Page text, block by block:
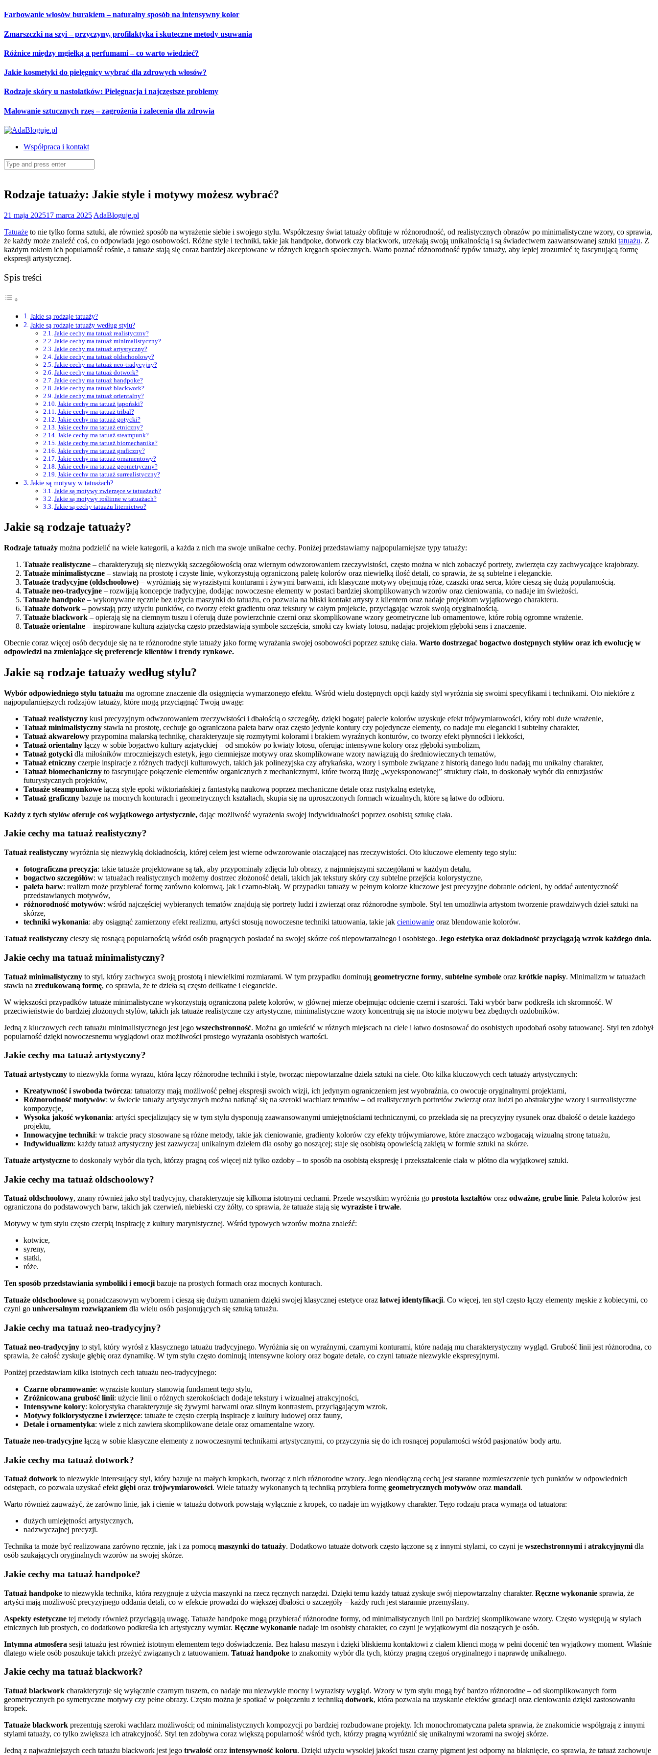
Skip
content
Farbowanie włosów burakiem – naturalny sposób na intensywny kolor
Zmarszczki na szyi – przyczyny, profilaktyka i skuteczne metody usuwania
Różnice między mgiełką a perfumami – co warto wiedzieć?
Jakie kosmetyki do pielęgnicy wybrać dla zdrowych włosów?
Rodzaje skóry u nastolatków: Pielęgnacja i najczęstsze problemy
Malowanie sztucznych rzęs – zagrożenia i zalecenia dla zdrowia
Współpraca i kontakt
Search
for:
Rodzaje tatuaży: Jakie style i motywy możesz wybrać?
21 maja 202517 marca 2025 AdaBloguje.pl
Tatuaże to nie tylko forma sztuki, ale również sposób na wyrażenie siebie i swojego stylu. Współczesny świat tatuaży obfituje w różnorodność, od realistycznych obrazów po minimalistyczne wzory, co sprawia,
że każdy może znaleźć coś, co odpowiada jego osobowości. Różne style i techniki, takie jak handpoke, dotwork czy blackwork, urzekają swoją unikalnością i są świadectwem zaawansowanej sztuki tatuażu. Z
każdym rokiem ich popularność rośnie, a tatuaże stają się coraz bardziej akceptowane w różnych kręgach społecznych. Warto poznać różnorodność typów tatuaży, aby lepiej zrozumieć tę fascynującą formę
ekspresji artystycznej.
Spis treści
Jakie są rodzaje tatuaży?
Jakie są rodzaje tatuaży według stylu?
Jakie cechy ma tatuaż realistyczny?
Jakie cechy ma tatuaż minimalistyczny?
Jakie cechy ma tatuaż artystyczny?
Jakie cechy ma tatuaż oldschoolowy?
Jakie cechy ma tatuaż neo-tradycyjny?
Jakie cechy ma tatuaż dotwork?
Jakie cechy ma tatuaż handpoke?
Jakie cechy ma tatuaż blackwork?
Jakie cechy ma tatuaż orientalny?
Jakie cechy ma tatuaż japoński?
Jakie cechy ma tatuaż tribal?
Jakie cechy ma tatuaż gotycki?
Jakie cechy ma tatuaż etniczny?
Jakie cechy ma tatuaż steampunk?
Jakie cechy ma tatuaż biomechanika?
Jakie cechy ma tatuaż graficzny?
Jakie cechy ma tatuaż ornamentowy?
Jakie cechy ma tatuaż geometryczny?
Jakie cechy ma tatuaż surrealistyczny?
Jakie są motywy w tatuażach?
Jakie są motywy zwierzęce w tatuażach?
Jakie są motywy roślinne w tatuażach?
Jakie są cechy tatuażu liternictwo?
Jakie są rodzaje tatuaży?
Rodzaje tatuaży można podzielić na wiele kategorii, a każda z nich ma swoje unikalne cechy. Poniżej przedstawiamy najpopularniejsze typy tatuaży:
Tatuaże realistyczne – charakteryzują się niezwykłą szczegółowością oraz wiernym odwzorowaniem rzeczywistości, często można w nich zobaczyć portrety, zwierzęta czy zachwycające krajobrazy.
Tatuaże minimalistyczne – stawiają na prostotę i czyste linie, wykorzystują ograniczoną paletę kolorów oraz niewielką ilość detali, co sprawia, że są subtelne i eleganckie.
Tatuaże tradycyjne (oldschoolowe) – wyróżniają się wyrazistymi konturami i żywymi barwami, ich klasyczne motywy obejmują róże, czaszki oraz serca, które cieszą się dużą popularnością.
Tatuaże neo-tradycyjne – rozwijają koncepcje tradycyjne, dodając nowoczesne elementy w postaci bardziej skomplikowanych wzorów oraz cieniowania, co nadaje im świeżości.
Tatuaże handpoke – wykonywane ręcznie bez użycia maszynki do tatuażu, co pozwala na bliski kontakt artysty z klientem oraz nadaje projektom wyjątkowego charakteru.
Tatuaże dotwork – powstają przy użyciu punktów, co tworzy efekt gradientu oraz tekstury w całym projekcie, przyciągając wzrok swoją oryginalnością.
Tatuaże blackwork – opierają się na ciemnym tuszu i oferują duże powierzchnie czerni oraz skomplikowane wzory geometryczne lub ornamentowe, które robią ogromne wrażenie.
Tatuaże orientalne – inspirowane kulturą azjatycką często przedstawiają symbole szczęścia, smoki czy kwiaty lotosu, nadając projektom głęboki sens i znaczenie.
Obecnie coraz więcej osób decyduje się na te różnorodne style tatuaży jako formę wyrażania swojej osobowości poprzez sztukę ciała. Warto dostrzegać bogactwo dostępnych stylów oraz ich ewolucję w
odpowiedzi na zmieniające się preferencje klientów i trendy rynkowe.
Jakie są rodzaje tatuaży według stylu?
Wybór odpowiedniego stylu tatuażu ma ogromne znaczenie dla osiągnięcia wymarzonego efektu. Wśród wielu dostępnych opcji każdy styl wyróżnia się swoimi specyfikami i technikami. Oto niektóre z
najpopularniejszych rodzajów tatuaży, które mogą przyciągnąć Twoją uwagę:
Tatuaż realistyczny kusi precyzyjnym odwzorowaniem rzeczywistości i dbałością o szczegóły, dzięki bogatej palecie kolorów uzyskuje efekt trójwymiarowości, który robi duże wrażenie,
Tatuaż minimalistyczny stawia na prostotę, cechuje go ograniczona paleta barw oraz często jedynie kontury czy pojedyncze elementy, co nadaje mu elegancki i subtelny charakter,
Tatuaż akwarelowy przypomina malarską technikę, charakteryzuje się rozmytymi kolorami i brakiem wyraźnych konturów, co tworzy efekt płynności i lekkości,
Tatuaż orientalny łączy w sobie bogactwo kultury azjatyckiej – od smoków po kwiaty lotosu, oferując intensywne kolory oraz głęboki symbolizm,
Tatuaż gotycki dla miłośników mroczniejszych estetyk, jego ciemniejsze motywy oraz skomplikowane wzory nawiązują do średniowiecznych tematów,
Tatuaż etniczny czerpie inspiracje z różnych tradycji kulturowych, takich jak polinezyjska czy afrykańska, wzory i symbole związane z historią danego ludu nadają mu unikalny charakter,
Tatuaż biomechaniczny to fascynujące połączenie elementów organicznych z mechanicznymi, które tworzą iluzję „wyeksponowanej” struktury ciała, to doskonały wybór dla entuzjastów
futurystycznych projektów,
Tatuaże steampunkowe łączą style epoki wiktoriańskiej z fantastyką naukową poprzez mechaniczne detale oraz rustykalną estetykę,
Tatuaż graficzny bazuje na mocnych konturach i geometrycznych kształtach, skupia się na uproszczonych formach wizualnych, które są łatwe do odbioru.
Każdy z tych stylów oferuje coś wyjątkowego artystycznie, dając możliwość wyrażenia swojej indywidualności poprzez osobistą sztukę ciała.
Jakie cechy ma tatuaż realistyczny?
Tatuaż realistyczny wyróżnia się niezwykłą dokładnością, której celem jest wierne odwzorowanie otaczającej nas rzeczywistości. Oto kluczowe elementy tego stylu:
fotograficzna precyzja: takie tatuaże projektowane są tak, aby przypominały zdjęcia lub obrazy, z najmniejszymi szczegółami w każdym detalu,
bogactwo szczegółów: w tatuażach realistycznych możemy dostrzec złożoność detali, takich jak tekstury skóry czy subtelne przejścia kolorystyczne,
paleta barw: realizm może przybierać formę zarówno kolorową, jak i czarno-białą. W przypadku tatuaży w pełnym kolorze kluczowe jest precyzyjne dobranie odcieni, by oddać autentyczność
przedstawianych motywów,
różnorodność motywów: wśród najczęściej wybieranych tematów znajdują się portrety ludzi i zwierząt oraz różnorodne symbole. Styl ten umożliwia artystom tworzenie prawdziwych dzieł sztuki na
skórze,
techniki wykonania: aby osiągnąć zamierzony efekt realizmu, artyści stosują nowoczesne techniki tatuowania, takie jak cieniowanie oraz blendowanie kolorów.
Tatuaż realistyczny cieszy się rosnącą popularnością wśród osób pragnących posiadać na swojej skórze coś niepowtarzalnego i osobistego. Jego estetyka oraz dokładność przyciągają wzrok każdego dnia.
Jakie cechy ma tatuaż minimalistyczny?
Tatuaż minimalistyczny to styl, który zachwyca swoją prostotą i niewielkimi rozmiarami. W tym przypadku dominują geometryczne formy, subtelne symbole oraz krótkie napisy. Minimalizm w tatuażach
stawia na zredukowaną formę, co sprawia, że te dzieła są często delikatne i eleganckie.
W większości przypadków tatuaże minimalistyczne wykorzystują ograniczoną paletę kolorów, w głównej mierze obejmując odcienie czerni i szarości. Taki wybór barw podkreśla ich skromność. W
przeciwieństwie do bardziej złożonych stylów, takich jak tatuaże realistyczne czy artystyczne, minimalistyczne wzory koncentrują się na istocie motywu bez zbędnych ozdobników.
Jedną z kluczowych cech tatuażu minimalistycznego jest jego wszechstronność. Można go umieścić w różnych miejscach na ciele i łatwo dostosować do osobistych upodobań osoby tatuowanej. Styl ten zdobył
popularność dzięki nowoczesnemu wyglądowi oraz możliwości prostego wyrażania osobistych wartości.
Jakie cechy ma tatuaż artystyczny?
Tatuaż artystyczny to niezwykła forma wyrazu, która łączy różnorodne techniki i style, tworząc niepowtarzalne dzieła sztuki na ciele. Oto kilka kluczowych cech tatuaży artystycznych:
Kreatywność i swoboda twórcza: tatuatorzy mają możliwość pełnej ekspresji swoich wizji, ich jedynym ograniczeniem jest wyobraźnia, co owocuje oryginalnymi projektami,
Różnorodność motywów: w świecie tatuaży artystycznych można natknąć się na szeroki wachlarz tematów – od realistycznych portretów zwierząt oraz ludzi po abstrakcyjne wzory i surrealistyczne
kompozycje,
Wysoka jakość wykonania: artyści specjalizujący się w tym stylu dysponują zaawansowanymi umiejętnościami technicznymi, co przekłada się na precyzyjny rysunek oraz dbałość o detale każdego
projektu,
Innowacyjne techniki: w trakcie pracy stosowane są różne metody, takie jak cieniowanie, gradienty kolorów czy efekty trójwymiarowe, które znacząco wzbogacają wizualną stronę tatuażu,
Indywidualizm: każdy tatuaż artystyczny jest zazwyczaj unikalnym dziełem dla osoby go noszącej; staje się osobistą opowieścią zaklętą w formie sztuki na skórze.
Tatuaże artystyczne to doskonały wybór dla tych, którzy pragną coś więcej niż tylko ozdoby – to sposób na osobistą ekspresję i przekształcenie ciała w płótno dla wyjątkowej sztuki.
Jakie cechy ma tatuaż oldschoolowy?
Tatuaż oldschoolowy, znany również jako styl tradycyjny, charakteryzuje się kilkoma istotnymi cechami. Przede wszystkim wyróżnia go prostota kształtów oraz odważne, grube linie. Paleta kolorów jest
ograniczona do podstawowych barw, takich jak czerwień, niebieski czy żółty, co sprawia, że tatuaże stają się wyraziste i trwałe.
Motywy w tym stylu często czerpią inspirację z kultury marynistycznej. Wśród typowych wzorów można znaleźć:
kotwice,
syreny,
statki,
róże.
Ten sposób przedstawiania symboliki i emocjibazuje na prostych formach oraz mocnych konturach.
Tatuaże oldschoolowe są ponadczasowym wyborem i cieszą się dużym uznaniem dzięki swojej klasycznej estetyce oraz łatwej identyfikacji. Co więcej, ten styl często łączy elementy męskie z kobiecymi, co
czyni go uniwersalnym rozwiązaniem dla wielu osób pasjonujących się sztuką tatuażu.
Jakie cechy ma tatuaż neo-tradycyjny?
Tatuaż neo-tradycyjny to styl, który wyrósł z klasycznego tatuażu tradycyjnego. Wyróżnia się on wyraźnymi, czarnymi konturami, które nadają mu charakterystyczny wygląd. Grubość linii jest różnorodna, co
sprawia, że całość zyskuje głębię oraz dynamikę. W tym stylu często dominują intensywne kolory oraz bogate detale, co czyni tatuaże niezwykle ekspresyjnymi.
Poniżej przedstawiam kilka istotnych cech tatuażu neo-tradycyjnego:
Czarne obramowanie: wyraziste kontury stanowią fundament tego stylu,
Zróżnicowana grubość linii: użycie linii o różnych szerokościach dodaje tekstury i wizualnej atrakcyjności,
Intensywne kolory: kolorystyka charakteryzuje się żywymi barwami oraz silnym kontrastem, przyciągającym wzrok,
Motywy folklorystyczne i zwierzęce: tatuaże te często czerpią inspiracje z kultury ludowej oraz fauny,
Detale i ornamentyka: wiele z nich zawiera skomplikowane detale oraz ornamentalne wzory.
Tatuaże neo-tradycyjne łączą w sobie klasyczne elementy z nowoczesnymi technikami artystycznymi, co przyczynia się do ich rosnącej popularności wśród pasjonatów body artu.
Jakie cechy ma tatuaż dotwork?
Tatuaż dotwork to niezwykle interesujący styl, który bazuje na małych kropkach, tworząc z nich różnorodne wzory. Jego nieodłączną cechą jest staranne rozmieszczenie tych punktów w odpowiednich
odstępach, co pozwala uzyskać efekt głębi oraz trójwymiarowości. Wiele tatuaży wykonanych tą techniką przybiera formę geometrycznych motywów oraz mandali.
Warto również zauważyć, że zarówno linie, jak i cienie w tatuażu dotwork powstają wyłącznie z kropek, co nadaje im wyjątkowy charakter. Tego rodzaju praca wymaga od tatuatora:
dużych umiejętności artystycznych,
nadzwyczajnej precyzji.
Technika ta może być realizowana zarówno ręcznie, jak i za pomocą maszynki do tatuaży. Dodatkowo tatuaże dotwork często łączone są z innymi stylami, co czyni je wszechstronnymi i atrakcyjnymi dla
osób szukających oryginalnych wzorów na swojej skórze.
Jakie cechy ma tatuaż handpoke?
Tatuaż handpoke to niezwykła technika, która rezygnuje z użycia maszynki na rzecz ręcznych narzędzi. Dzięki temu każdy tatuaż zyskuje swój niepowtarzalny charakter. Ręczne wykonanie sprawia, że
artyści mają możliwość precyzyjnego oddania detali, co w efekcie prowadzi do większej dbałości o szczegóły – każdy ruch jest starannie przemyślany.
Aspekty estetyczne tej metody również przyciągają uwagę. Tatuaże handpoke mogą przybierać różnorodne formy, od minimalistycznych linii po bardziej skomplikowane wzory. Często występują w stylach
etnicznych lub prostych, co dodatkowo podkreśla ich artystyczny wymiar. Ręczne wykonanie nadaje im osobisty charakter, co czyni je wyjątkowymi dla noszących je osób.
Intymna atmosfera sesji tatuażu jest również istotnym elementem tego doświadczenia. Bez hałasu maszyn i dzięki bliskiemu kontaktowi z ciałem klienci mogą w pełni docenić ten wyjątkowy moment. Właśnie
dlatego wiele osób poszukuje takich przeżyć związanych z tatuowaniem. Tatuaż handpoke to znakomity wybór dla tych, którzy pragną czegoś oryginalnego i naprawdę unikalnego.
Jakie cechy ma tatuaż blackwork?
Tatuaż blackwork charakteryzuje się wyłącznie czarnym tuszem, co nadaje mu niezwykle mocny i wyrazisty wygląd. Wzory w tym stylu mogą być bardzo różnorodne – od skomplikowanych form
geometrycznych po symetryczne motywy czy pełne obrazy. Często można je spotkać w połączeniu z techniką dotwork, która pozwala na uzyskanie efektów gradacji oraz cieniowania dzięki zastosowaniu
kropek.
Tatuaże blackwork prezentują szeroki wachlarz możliwości; od minimalistycznych kompozycji po bardziej rozbudowane projekty. Ich monochromatyczna paleta sprawia, że znakomicie współgrają z innymi
stylami tatuaży, co tylko zwiększa ich atrakcyjność. Styl ten zdobywa coraz większą popularność wśród tych, którzy pragną wyróżnić się unikalnymi wzorami na swojej skórze.
Jedną z najważniejszych cech tatuażu blackwork jest jego trwałość oraz intensywność koloru. Dzięki użyciu wysokiej jakości tuszu czarny pigment jest odporny na blaknięcie, co sprawia, że tatuaż zachowuje